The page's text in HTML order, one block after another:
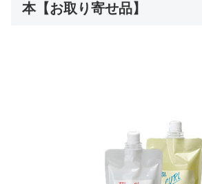
本【お取り寄せ品】